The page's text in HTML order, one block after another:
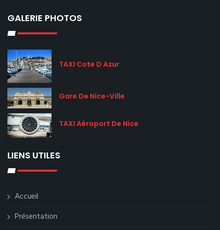
GALERIE PHOTOS
TAXI Cote D Azur
Gare De Nice-Ville
TAXI Aéroport De Nice
LIENS UTILES
Accueil
Présentation